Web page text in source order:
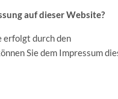
auf dieser Website?
erfolgt durch den
Sie dem Impressum